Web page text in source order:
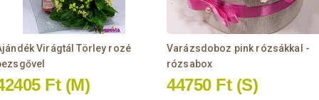
Virágtál Törley rozé
Ft (M)
Varázsdoboz pink rózsákkal -
rózsabox
44750 Ft (S)